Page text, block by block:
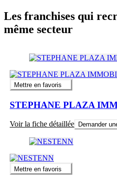
Les franchises qui
même secteur
Mettre en favoris
STEPHANE PLAZA
Voir la fiche détaillée Demander
Mettre en favoris